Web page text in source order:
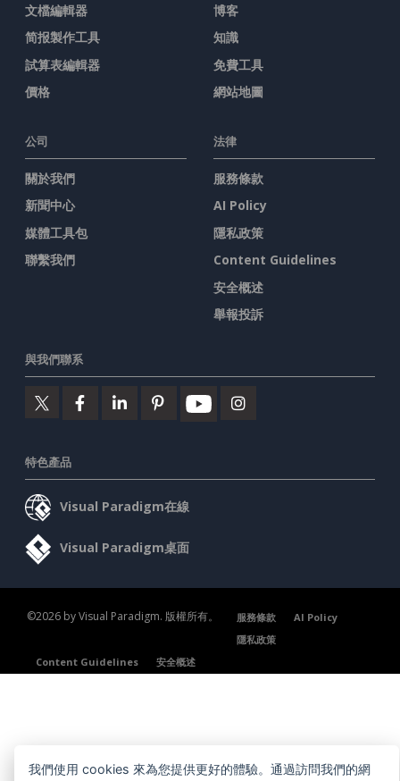
文檔編輯器
简报製作工具
試算表編輯器
價格
博客
知識
免費工具
網站地圖
公司
關於我們
新聞中心
媒體工具包
聯繫我們
法律
服務條款
AI Policy
隱私政策
Content Guidelines
安全概述
舉報投訴
與我們聯系
特色產品
Visual Paradigm在線
Visual Paradigm桌面
©2026 by Visual Paradigm. 版權所有。 服務條款
AI Policy
隱私政策
Content Guidelines
安全概述
我們使用 cookies 來為您提供更好的體驗。通過訪問我們的網